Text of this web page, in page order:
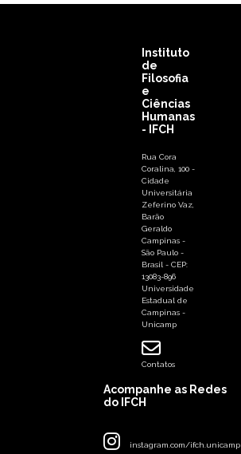
Instituto
de
Filosofia
e
Ciências
Humanas
- IFCH
Rua Cora
Coralina, 100 -
Cidade
Universitária
Zeferino Vaz,
Barão
Geraldo
Campinas -
São Paulo -
Brasil - CEP:
13083-896
Universidade
Estadual de
Campinas -
Unicamp
Contatos
Acompanhe as Redes
do IFCH
instagram.com/ifch.unicamp